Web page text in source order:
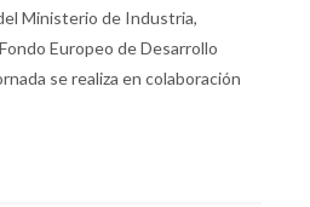
Ministerio de Industria,
Europeo de Desarrollo
se realiza en colaboración